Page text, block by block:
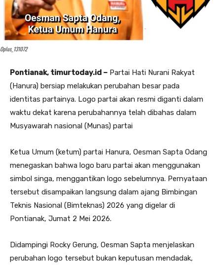
Oplus_131072
Pontianak, timurtoday.id – Partai Hati Nurani Rakyat
(Hanura) bersiap melakukan perubahan besar pada
identitas partainya. Logo partai akan resmi diganti dalam
waktu dekat karena perubahannya telah dibahas dalam
Musyawarah nasional (Munas) partai
Ketua Umum (ketum) partai Hanura, Oesman Sapta Odang
menegaskan bahwa logo baru partai akan menggunakan
simbol singa, menggantikan logo sebelumnya. Pernyataan
tersebut disampaikan langsung dalam ajang Bimbingan
Teknis Nasional (Bimteknas) 2026 yang digelar di
Pontianak, Jumat 2 Mei 2026.
Didampingi Rocky Gerung, Oesman Sapta menjelaskan
perubahan logo tersebut bukan keputusan mendadak,